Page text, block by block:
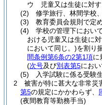
ウ
児童又は生徒に対
(2)
修学旅行、林間学校
(3)
教育委員会規則で定
(4)
学校の管理下におい
おける児童又は生徒に
において同じ。)を割り
間条例第6条の2第1項に
(次号及び別表第5にお
(5)
入学試験に係る受験
2
被害が特に甚大な非常災
第5の規定にかかわらず、
(夜間教育等勤務手当)